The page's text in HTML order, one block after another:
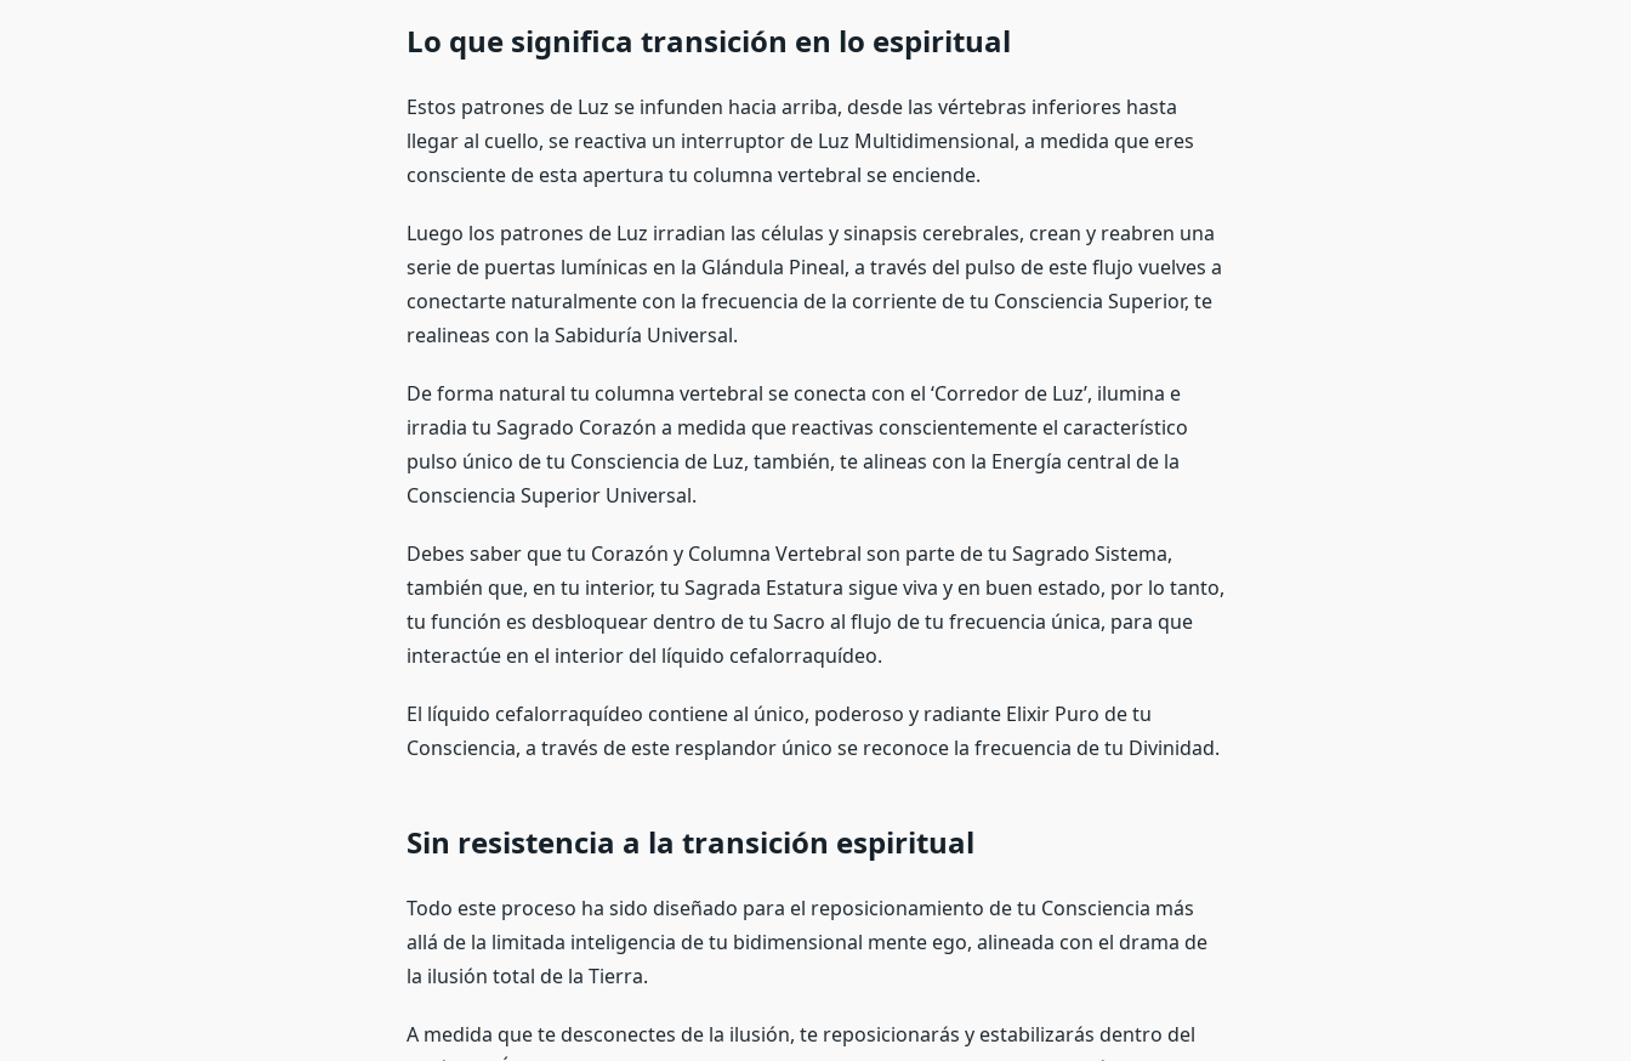
Lo que significa transición en lo espiritual
Estos patrones de Luz se infunden hacia arriba, desde las vértebras inferiores hasta
llegar al cuello, se reactiva un interruptor de Luz Multidimensional, a medida que eres
consciente de esta apertura tu columna vertebral se enciende.
Luego los patrones de Luz irradian las células y sinapsis cerebrales, crean y reabren una
serie de puertas lumínicas en la Glándula Pineal, a través del pulso de este flujo vuelves a
conectarte naturalmente con la frecuencia de la corriente de tu Consciencia Superior, te
realineas con la Sabiduría Universal.
De forma natural tu columna vertebral se conecta con el ‘Corredor de Luz’, ilumina e
irradia tu Sagrado Corazón a medida que reactivas conscientemente el característico
pulso único de tu Consciencia de Luz, también, te alineas con la Energía central de la
Consciencia Superior Universal.
Debes saber que tu Corazón y Columna Vertebral son parte de tu Sagrado Sistema,
también que, en tu interior, tu Sagrada Estatura sigue viva y en buen estado, por lo tanto,
tu función es desbloquear dentro de tu Sacro al flujo de tu frecuencia única, para que
interactúe en el interior del líquido cefalorraquídeo.
El líquido cefalorraquídeo contiene al único, poderoso y radiante Elixir Puro de tu
Consciencia, a través de este resplandor único se reconoce la frecuencia de tu Divinidad.
Sin resistencia a la transición espiritual
Todo este proceso ha sido diseñado para el reposicionamiento de tu Consciencia más
allá de la limitada inteligencia de tu bidimensional mente ego, alineada con el drama de
la ilusión total de la Tierra.
A medida que te desconectes de la ilusión, te reposicionarás y estabilizarás dentro del